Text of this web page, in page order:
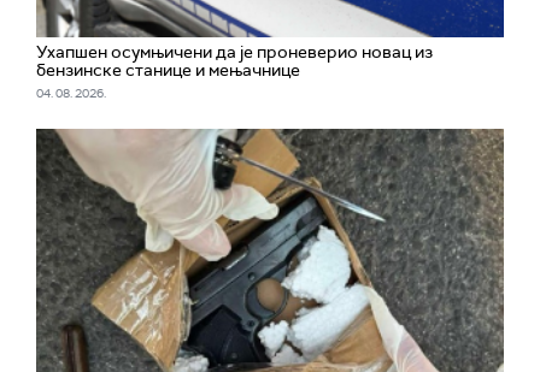
Ухапшен осумњичени да је проневерио новац из
бензинске станице и мењачнице
04. 08. 2026.